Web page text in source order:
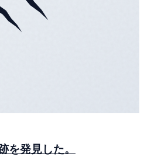
を発見した。